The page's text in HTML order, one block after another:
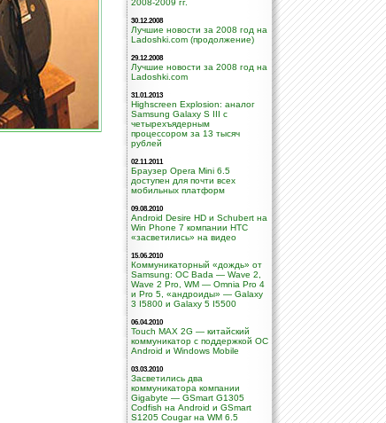
2008-2009 гг.
30.12.2008
Лучшие новости за 2008 год на
Ladoshki.com (продолжение)
29.12.2008
Лучшие новости за 2008 год на
Ladoshki.com
31.01.2013
Highscreen Explosion: аналог
Samsung Galaxy S III с
четырехъядерным
процессором за 13 тысяч
рублей
02.11.2011
Браузер Opera Mini 6.5
доступен для почти всех
мобильных платформ
09.08.2010
Android Desire HD и Schubert на
Win Phone 7 компании НТС
«засветились» на видео
15.06.2010
Коммуникаторный «дождь» от
Samsung: ОС Bada — Wave 2,
Wave 2 Pro, WM — Omnia Pro 4
и Pro 5, «андроиды» — Galaxy
3 I5800 и Galaxy 5 I5500
06.04.2010
Touch MAX 2G — китайский
коммуникатор с поддержкой ОС
Android и Windows Mobile
03.03.2010
Засветились два
коммуникатора компании
Gigabyte — GSmart G1305
Codfish на Android и GSmart
S1205 Cougar на WM 6.5